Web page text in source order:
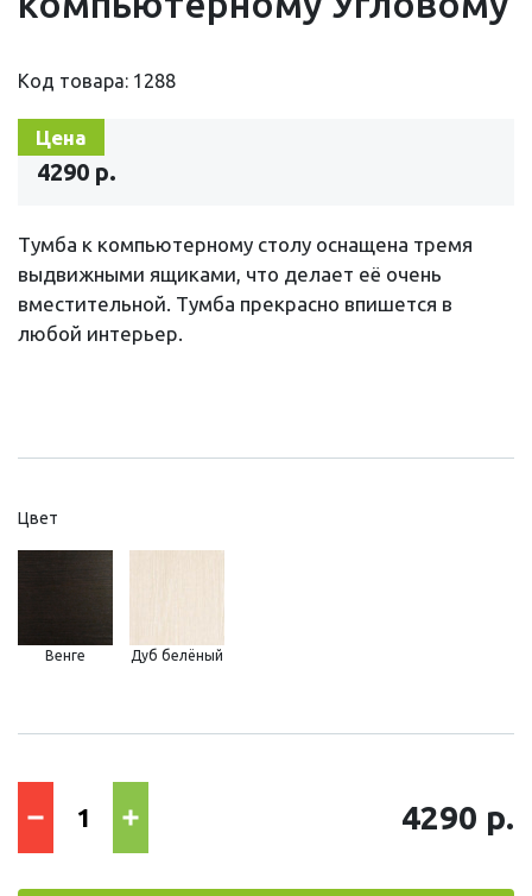
Код товара: 1288
Цена
4290 р.
Тумба к компьютерному столу оснащена тремя
выдвижными ящиками, что делает её очень
вместительной. Тумба прекрасно впишется в
любой интерьер.
Цвет
Венге Дуб белёный
4290 р.